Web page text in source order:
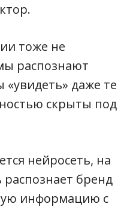
тоже не
распознают
«увидеть» даже те
скрыты под
нейросеть, на
бренд
информацию с